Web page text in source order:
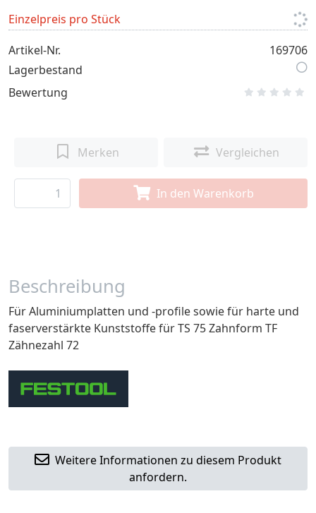
Einzelpreis pro Stück
Artikel-Nr.
169706
Lagerbestand
Bewertung
Merken Vergleichen
In den Warenkorb
Beschreibung
Für Aluminiumplatten und -profile sowie für harte und
faserverstärkte Kunststoffe für TS 75 Zahnform TF
Zähnezahl 72
Weitere Informationen zu diesem Produkt
anfordern.